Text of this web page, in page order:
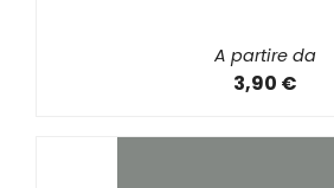
A partire da
3,90 €